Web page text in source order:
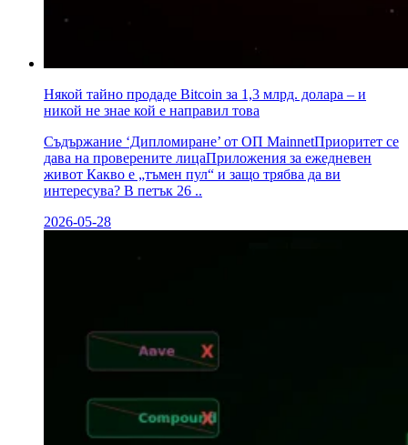
Някой тайно продаде Bitcoin за 1,3 млрд. долара – и
никой не знае кой е направил това
Съдържание ‘Дипломиране’ от ОП MainnetПриоритет се
дава на проверените лицаПриложения за ежедневен
живот Какво е „тъмен пул“ и защо трябва да ви
интересува? В петък 26 ..
2026-05-28